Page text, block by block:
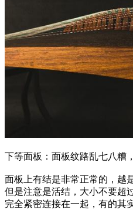
下等面板：面板纹路乱七八糟
面板上有结是非常正常的，越
但是注意是活结，大小不要超
完全紧密连接在一起，有的其